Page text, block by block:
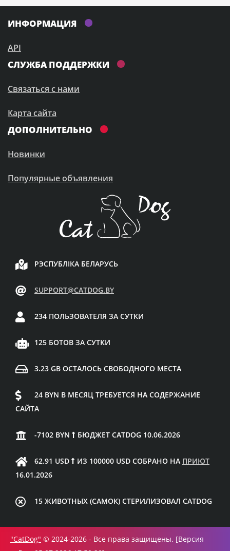
ИНФОРМАЦИЯ
API
СЛУЖБА ПОДДЕРЖКИ
Связаться с нами
Карта сайта
ДОПОЛНИТЕЛЬНО
Новинки
Популярные объявления
РЭСПУБЛІКА БЕЛАРУСЬ
SUPPORT@CATDOG.BY
234 ПОЛЬЗОВАТЕЛЯ ЗА СУТКИ
125 БОТОВ ЗА СУТКИ
3.23 GB ОСТАЛОСЬ СВОБОДНОГО МЕСТА
24 BYN В МЕСЯЦ ТРЕБУЕТСЯ НА СОДЕРЖАНИЕ
САЙТА
-7102 BYN БЮДЖЕТ CATDOG 10.06.2026
62.91 USD ИЗ 100000 USD СОБРАНО НА ПРИЮТ
16.01.2026
15 ЖИВОТНЫХ (САМОК) СТЕРИЛИЗОВАЛ CATDOG
"CatDog" © 2024-2026 - Все права защищены. [Версия